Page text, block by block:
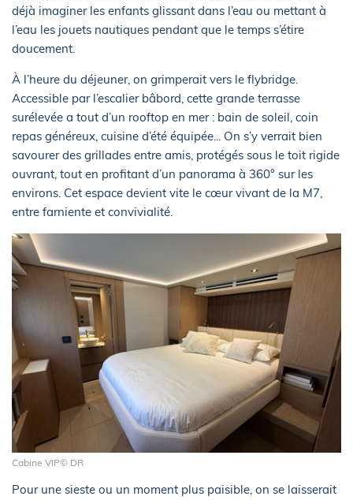
déjà imaginer les enfants glissant dans l’eau ou mettant à
l’eau les jouets nautiques pendant que le temps s’étire
doucement.
À l’heure du déjeuner, on grimperait vers le flybridge.
Accessible par l’escalier bâbord, cette grande terrasse
surélevée a tout d’un rooftop en mer : bain de soleil, coin
repas généreux, cuisine d’été équipée... On s’y verrait bien
savourer des grillades entre amis, protégés sous le toit rigide
ouvrant, tout en profitant d’un panorama à 360° sur les
environs. Cet espace devient vite le cœur vivant de la M7,
entre farniente et convivialité.
Cabine VIP© DR
Pour une sieste ou un moment plus paisible, on se laisserait